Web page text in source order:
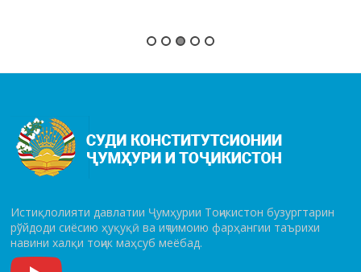
Истиқлолияти давлатии Ҷумҳурии Тоҷикистон бузургтарин
рўй­до­ди сиёсию ҳуқуқӣ ва иҷтимоию фарҳангии таърихи
навини халқи тоҷик маҳсуб меёбад.